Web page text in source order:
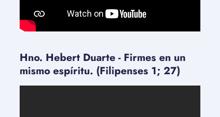
Hno. Hebert Duarte - Firmes en un
mismo espíritu. (Filipenses 1; 27)